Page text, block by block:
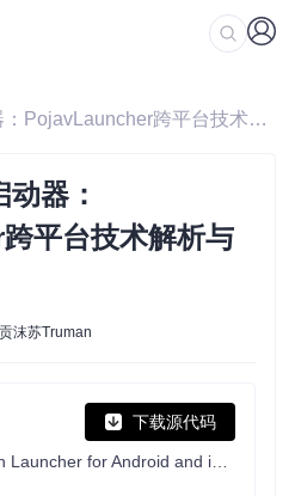
/ 移动Minecraft启动器：PojavLauncher跨平台技术解析与实战指南
器：
平台技术解析与
沫苏Truman
下载源代码